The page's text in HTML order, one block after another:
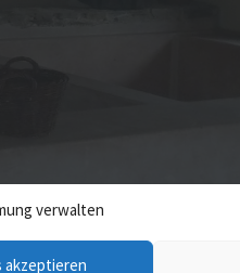
verwalten
akzeptieren